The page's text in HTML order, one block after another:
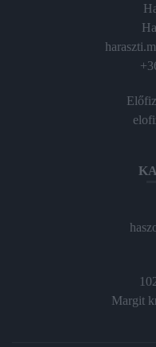
Margit